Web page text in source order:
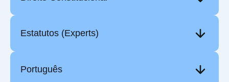
Estatutos (Experts)
Português